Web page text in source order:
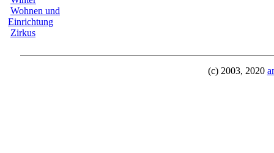
Wohnen und
Einrichtung
Zirkus
(c) 2003, 2020